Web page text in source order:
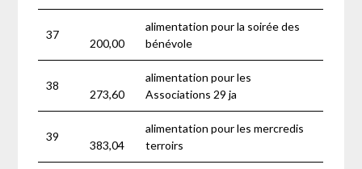
37
200,00
alimentation pour la soirée des
bénévole
38
273,60
alimentation pour les
Associations 29 ja
39
383,04
alimentation pour les mercredis
terroirs